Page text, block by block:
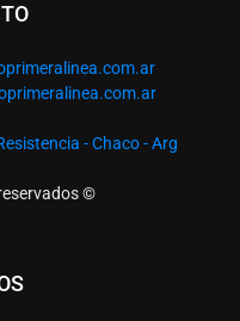
- Chaco - Arg
©